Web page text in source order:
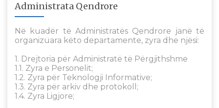
Administrata Qendrore
Në kuadër të Administratës Qendrore janë të
organizuara këto departamente, zyra dhe njësi:
1. Drejtoria për Administratë të Përgjithshme
1.1. Zyra e Personelit;
1.2. Zyra për Teknologji Informative;
1.3. Zyra për arkiv dhe protokoll;
1.4. Zyra Ligjore;